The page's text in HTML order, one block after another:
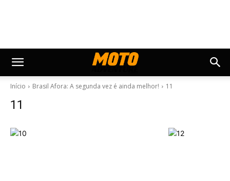
Início Brasil Afora: A segunda vez é ainda melhor! 11
11